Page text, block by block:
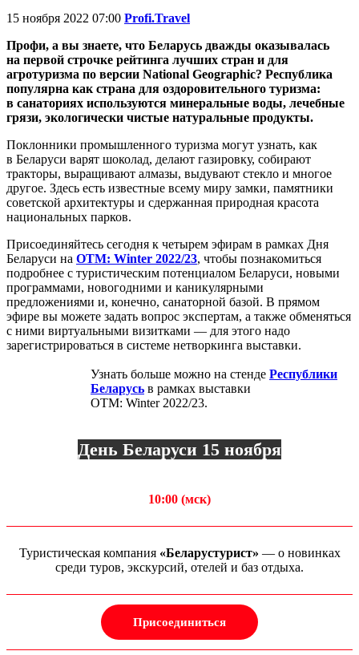
15 ноября 2022 07:00 Profi.Travel
Профи, а вы знаете, что Беларусь дважды оказывалась
на первой строчке рейтинга лучших стран и для
агротуризма по версии National Geographic? Республика
популярна как страна для оздоровительного туризма:
в санаториях используются минеральные воды, лечебные
грязи, экологически чистые натуральные продукты.
Поклонники промышленного туризма могут узнать, как
в Беларуси варят шоколад, делают газировку, собирают
тракторы, выращивают алмазы, выдувают стекло и многое
другое. Здесь есть известные всему миру замки, памятники
советской архитектуры и сдержанная природная красота
национальных парков.
Присоединяйтесь сегодня к четырем эфирам в рамках Дня
Беларуси на ОТМ: Winter 2022/23, чтобы познакомиться
подробнее с туристическим потенциалом Беларуси, новыми
программами, новогодними и каникулярными
предложениями и, конечно, санаторной базой. В прямом
эфире вы можете задать вопрос экспертам, а также обменяться
с ними виртуальными визитками — для этого надо
зарегистрироваться в системе нетворкинга выставки.
Узнать больше можно на стенде Республики
Беларусь в рамках выставки
ОТМ: Winter 2022/23.
День Беларуси 15 ноября
10:00 (мск)
Туристическая компания «Беларустурист» — о новинках
среди туров, экскурсий, отелей и баз отдыха.
Присоединиться